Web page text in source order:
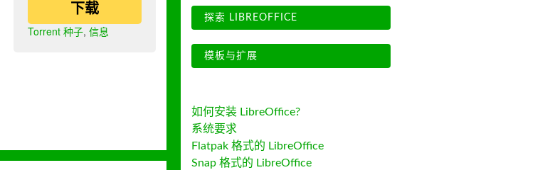
下载
Torrent 种子, 信息
探索 LIBREOFFICE
模板与扩展
如何安装 LibreOffice?
系统要求
Flatpak 格式的 LibreOffice
Snap 格式的 LibreOffice